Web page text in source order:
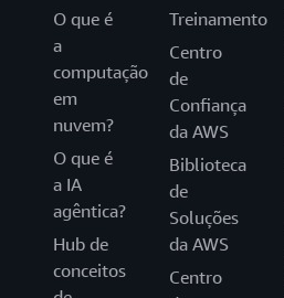
O que é
a
computação
em
nuvem?
O que é
a IA
agêntica?
Hub de
conceitos
Treinamento
Centro
de
Confiança
da AWS
Biblioteca
de
Soluções
da AWS
Centro